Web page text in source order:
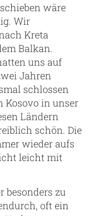
wäre
Wir
Kreta
Balkan.
uns auf
Jahren
schlossen
Kosovo in unser
Ländern
schön. Die
wieder aufs
leicht mit
besonders zu
oft ein